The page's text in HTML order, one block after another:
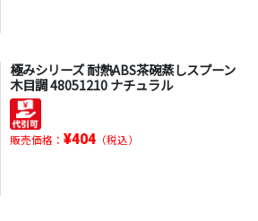
極みシリーズ 耐熱ABS茶碗蒸しスプーン
木目調 48051210 ナチュラル
販売価格： ¥404（税込）